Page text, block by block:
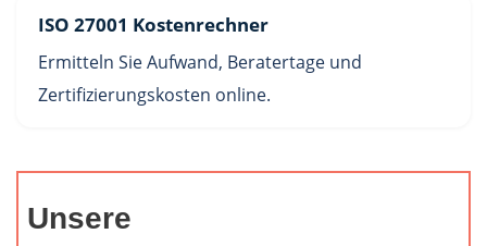
ISO 27001 Kostenrechner
Ermitteln Sie Aufwand, Beratertage und
Zertifizierungskosten online.
Unsere